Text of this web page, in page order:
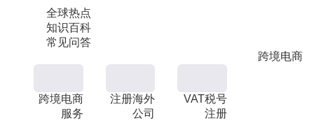
全球热点
知识百科
常见问答
跨境电商
跨境电商
服务
注册海外
公司
VAT税号
注册